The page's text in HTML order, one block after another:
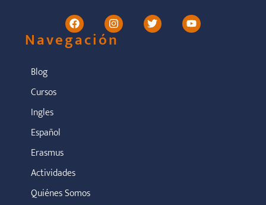
Navegación
Blog
Cursos
Ingles
Español
Erasmus
Actividades
Quiénes Somos